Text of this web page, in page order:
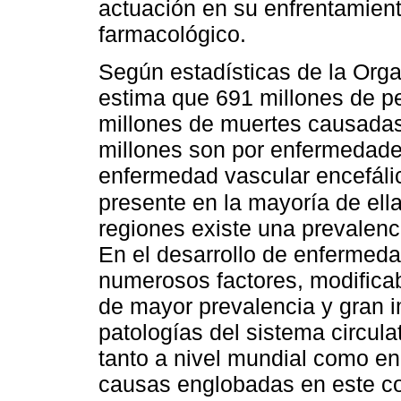
actuación en su
farmacológico.
Según estadísticas de la
estima que 691 millones de
millones de muertes
millones son por
enfermedad vascular
presente en la mayoría de
regiones existe una
En el desarrollo de
numerosos factores,
de mayor prevalencia y gran
patologías del sistema
tanto a nivel mundial como
causas englobadas en este